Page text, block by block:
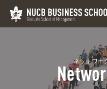
ネットワー